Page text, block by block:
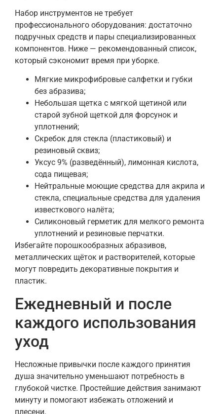
Набор инструментов не требует
профессионального оборудования: достаточно
подручных средств и пары специализированных
компонентов. Ниже — рекомендованный список,
который сэкономит время при уборке.
Мягкие микрофибровые салфетки и губки
без абразива;
Небольшая щетка с мягкой щетиной или
старой зубной щеткой для форсунок и
уплотнений;
Скребок для стекла (пластиковый) и
резиновый сквиз;
Уксус 9% (разведённый), лимонная кислота,
сода пищевая;
Нейтральные моющие средства для акрила и
стекла, специальные средства для удаления
известкового налёта;
Силиконовый герметик для мелкого ремонта
уплотнений и резиновые перчатки.
Избегайте порошкообразных абразивов,
металлических щёток и растворителей, которые
могут повредить декоративные покрытия и
пластик.
Ежедневный и после
каждого использования
уход
Несложные привычки после каждого принятия
душа значительно уменьшают потребность в
глубокой чистке. Простейшие действия занимают
минуту и помогают избежать отложений и
плесени.